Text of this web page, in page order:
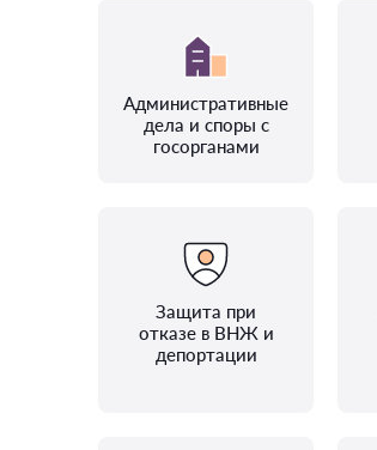
Административные
дела и споры с
госорганами
Защита при
отказе в ВНЖ и
депортации